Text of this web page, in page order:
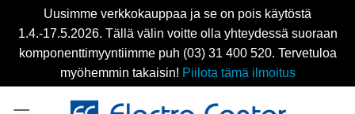
Uusimme verkkokauppaa ja se on pois käytöstä
1.4.-17.5.2026. Tällä välin voitte olla yhteydessä suoraan
komponenttimyyntiimme puh (03) 31 400 520. Tervetuloa
myöhemmin takaisin! Piilota tämä ilmoitus